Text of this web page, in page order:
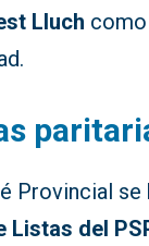
Lluch
Provincial se
Listas del